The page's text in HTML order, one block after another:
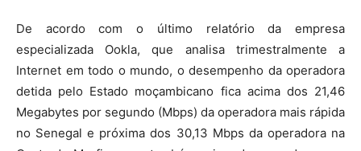
De acordo com o último relatório da empresa
especializada Ookla, que analisa trimestralmente a
Internet em todo o mundo, o desempenho da operadora
detida pelo Estado moçambicano fica acima dos 21,46
Megabytes por segundo (Mbps) da operadora mais rápida
no Senegal e próxima dos 30,13 Mbps da operadora na